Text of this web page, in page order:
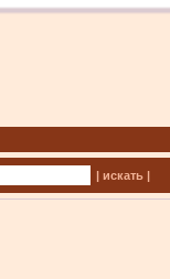
| искать |